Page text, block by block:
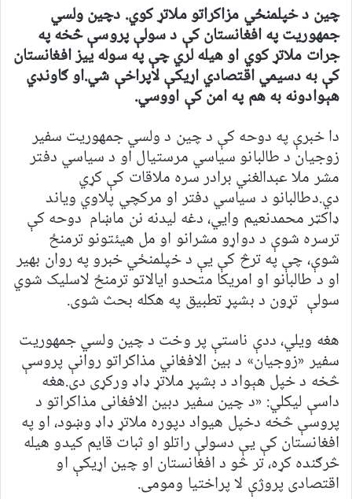
چین د خپلمنځي مزاکراتو ملاتړ کوي. دچین ولسي
جمهوریت په افغانستان کې د سولې پروسې څخه په
جرات ملاتړ کوي او هیله لري چې په سوله ییز افغانستان
کې به دسیمي اقتصادي اړیکې لاپراخې شي.او ګاونډي
هېوادونه به هم په امن کې اووسي.
دا خبرې په دوحه کې د چین د ولسي جمهوریت سفیر
زوجیان د طالبانو سیاسي مرستیال او د سیاسي دفتر
مشر ملا عبدالغني برادر سره ملاقات کې کړي
دي.دطالبانو د سیاسي دفتر او مرکچي پلاوي ویاند
ډاکټر محمدنعیم وايي، دغه لیدنه نن ماښام دوحه کې
ترسره شوې د دواړو مشرانو او مل هیئتونو ترمنځ
شوې، چې په ترڅ کې یې د خپلمنځي خبرو په روان بهیر
او د طالبانو او امریکا متحدو ایالاتو ترمنځ لاسلیک شوي
سولې تړون د بشپړ تطبیق په هکله بحث شوی.
هغه ویلي، ددې ناستې پر وخت د چین ولسي جمهوریت
سفیر «زوجیان» د بین الافغاني مذاکراتو روانې پروسې
څخه د خپل هېواد د بشپړ ملاتړ ډاډ ورکړی دی.هغه
داسې لیکلي: «د چین سفیر دبین الافغانی مذاکراتو د
پروسې څخه دخپل هیواد دپوره ملاتړ ډاډ وښود، او په
افغانستان کې يې دسولې راتلو او ثبات قایم کيدو هيله
څرګنده کړه، تر څو د افغانستان او چين اړیکې او
اقتصادی پروژې لا پراختیا ومومی.